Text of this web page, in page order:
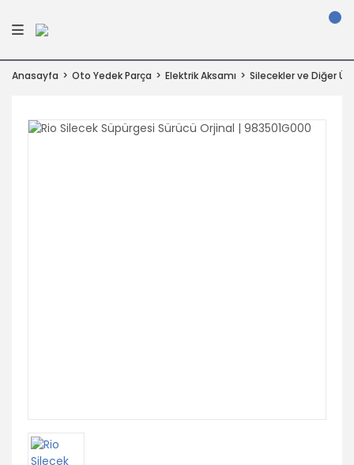
Anasayfa Oto Yedek Parça Elektrik Aksamı Silecekler ve Diğer